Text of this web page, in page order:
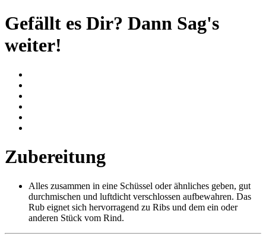
Gefällt es Dir? Dann Sag's
weiter!
Zubereitung
Alles zusammen in eine Schüssel oder ähnliches geben, gut
durchmischen und luftdicht verschlossen aufbewahren. Das
Rub eignet sich hervorragend zu Ribs und dem ein oder
anderen Stück vom Rind.